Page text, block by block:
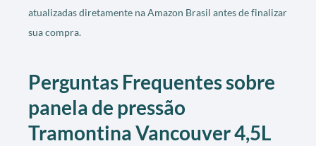
atualizadas diretamente na Amazon Brasil antes de finalizar
sua compra.
Perguntas Frequentes sobre
panela de pressão
Tramontina Vancouver 4,5L